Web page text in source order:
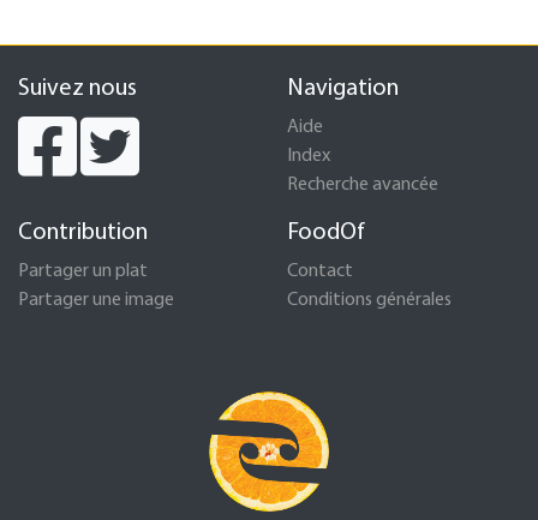
Suivez nous Navigation
Aide
Index
Recherche avancée
Contribution
Partager un plat
Partager une image
FoodOf
Contact
Conditions générales